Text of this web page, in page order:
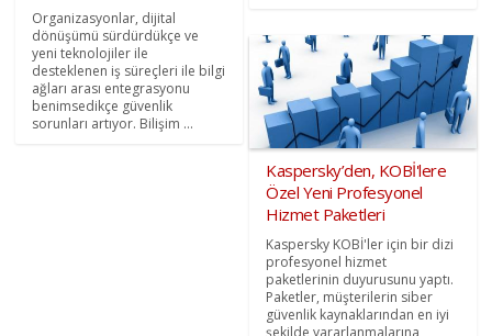
Organizasyonlar, dijital
dönüşümü sürdürdükçe ve
yeni teknolojiler ile
desteklenen iş süreçleri ile bilgi
ağları arası entegrasyonu
benimsedikçe güvenlik
sorunları artıyor. Bilişim ...
Kaspersky’den, KOBİ'lere
Özel Yeni Profesyonel
Hizmet Paketleri
Kaspersky KOBİ'ler için bir dizi
profesyonel hizmet
paketlerinin duyurusunu yaptı.
Paketler, müşterilerin siber
güvenlik kaynaklarından en iyi